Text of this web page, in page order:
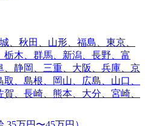
、秋田、山形、福島、東京、
木、群馬、新潟、長野、富
静岡、三重、大阪、兵庫、京
、島根、岡山、広島、山口、
、長崎、熊本、大分、宮崎、